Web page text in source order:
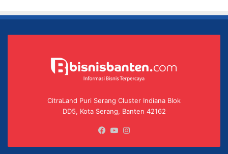
CitraLand Puri Serang Cluster Indiana Blok
DD5, Kota Serang, Banten 42162
Facebook
YouTube